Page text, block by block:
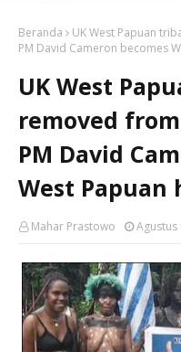
Tidak Berhenti di
Beranda
UK West Papuan
PM David Cameron becomes
UK West
removed
PM David
West Papuan
Mahar Prastowo Agustus